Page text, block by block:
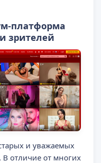
платформа
зрителей
и уважаемых
В отличие от многих